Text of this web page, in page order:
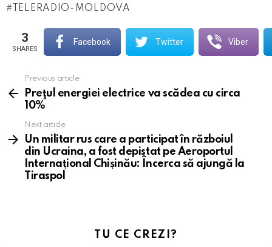
TELERADIO-MOLDOVA
3
SHARES
Facebook Twitter Viber
more
Previous article
Preţul energiei electrice va scădea cu circa
10%
Next article
Un militar rus care a participat în războiul
din Ucraina, a fost depistat pe Aeroportul
Internațional Chișinău: Încerca să ajungă la
Tiraspol
TU CE CREZI?